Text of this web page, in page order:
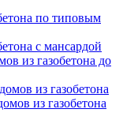
по типовым
с мансардой
из газобетона до
из газобетона
из газобетона